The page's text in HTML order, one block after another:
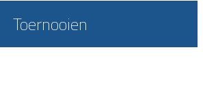
Toernooien